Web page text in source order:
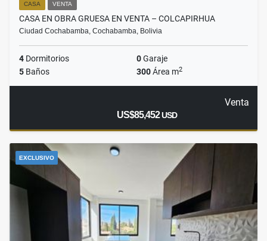
CASA VENTA
CASA EN OBRA GRUESA EN VENTA – COLCAPIRHUA
Ciudad Cochabamba, Cochabamba, Bolivia
4 Dormitorios 0Garaje
5 Baños 300Área m2
Venta
US$85,452USD
EXCLUSIVO